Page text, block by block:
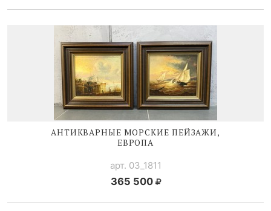
АНТИКВАРНЫЕ МОРСКИЕ ПЕЙЗАЖИ,
ЕВРОПА
арт. 03_1811
365 500